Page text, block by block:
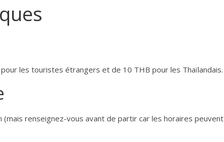
les touristes étrangers et de 10 THB pour les Thaïlandais.
renseignez-vous avant de partir car les horaires peuvent